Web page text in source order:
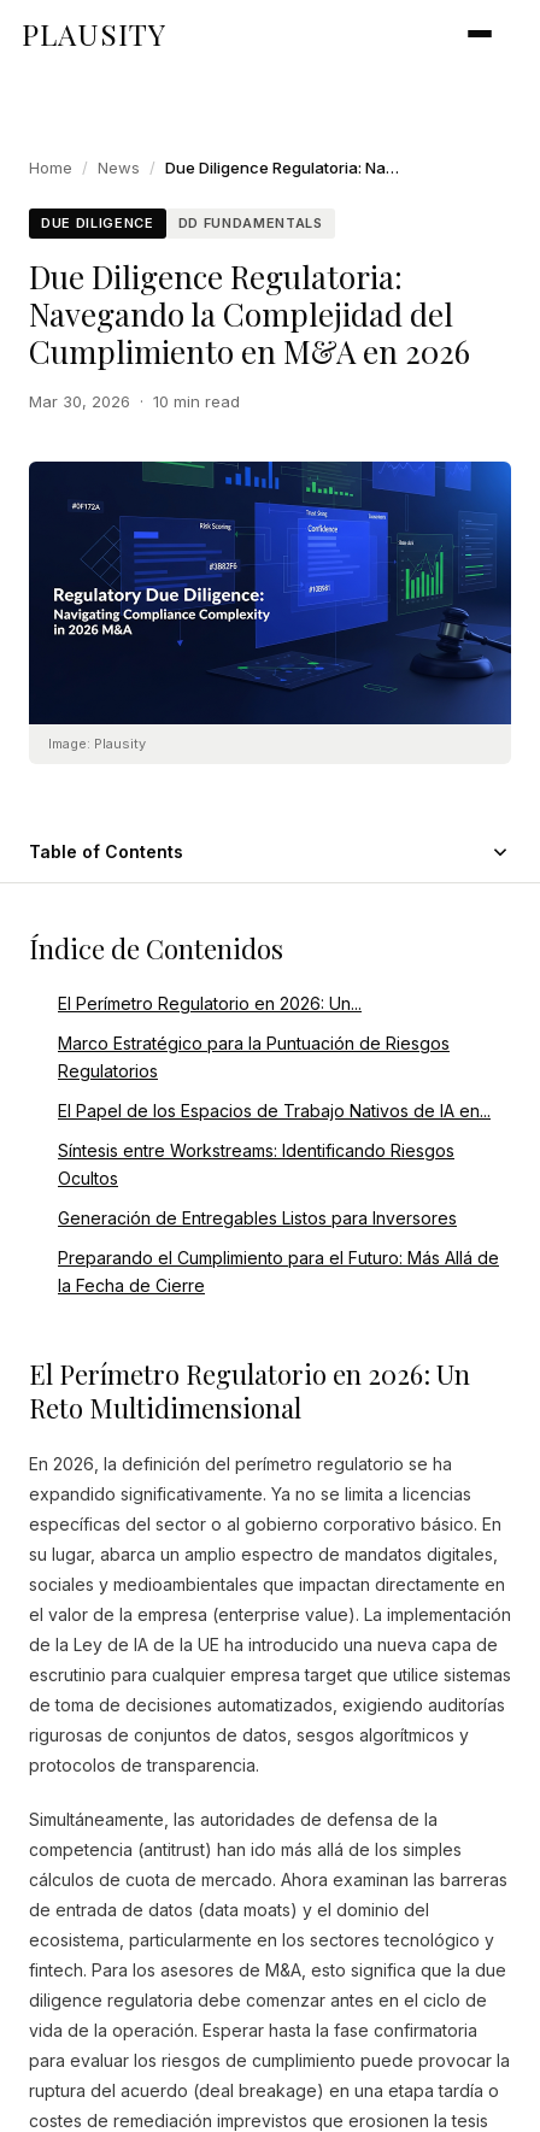
PLAUSITY
Home / News / Due Diligence Regulatoria: Navegando la Complejidad del Cumplimiento en M&A en 2026
DUE DILIGENCE DD FUNDAMENTALS
Due Diligence Regulatoria:
Navegando la Complejidad del
Cumplimiento en M&A en 2026
Mar 30, 2026 · 10 min read
Image: Plausity
Table of Contents
Índice de Contenidos
El Perímetro Regulatorio en 2026: Un...
Marco Estratégico para la Puntuación de Riesgos
Regulatorios
El Papel de los Espacios de Trabajo Nativos de IA en...
Síntesis entre Workstreams: Identificando Riesgos
Ocultos
Generación de Entregables Listos para Inversores
Preparando el Cumplimiento para el Futuro: Más Allá de
la Fecha de Cierre
El Perímetro Regulatorio en 2026: Un
Reto Multidimensional
En 2026, la definición del perímetro regulatorio se ha
expandido significativamente. Ya no se limita a licencias
específicas del sector o al gobierno corporativo básico. En
su lugar, abarca un amplio espectro de mandatos digitales,
sociales y medioambientales que impactan directamente en
el valor de la empresa (enterprise value). La implementación
de la Ley de IA de la UE ha introducido una nueva capa de
escrutinio para cualquier empresa target que utilice sistemas
de toma de decisiones automatizados, exigiendo auditorías
rigurosas de conjuntos de datos, sesgos algorítmicos y
protocolos de transparencia.
Simultáneamente, las autoridades de defensa de la
competencia (antitrust) han ido más allá de los simples
cálculos de cuota de mercado. Ahora examinan las barreras
de entrada de datos (data moats) y el dominio del
ecosistema, particularmente en los sectores tecnológico y
fintech. Para los asesores de M&A, esto significa que la due
diligence regulatoria debe comenzar antes en el ciclo de
vida de la operación. Esperar hasta la fase confirmatoria
para evaluar los riesgos de cumplimiento puede provocar la
ruptura del acuerdo (deal breakage) en una etapa tardía o
costes de remediación imprevistos que erosionen la tesis